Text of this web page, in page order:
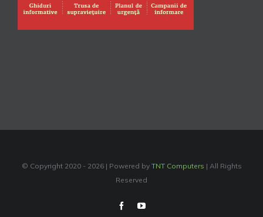
© Copyright 2020 - 2026 | Powered by TNT Computers | All Rights
Reserved
FacebookYouTube